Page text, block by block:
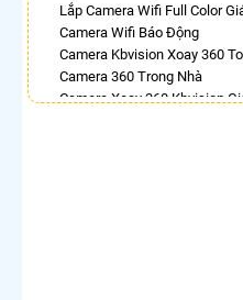
Lắp Camera Wifi Full Color
Camera Wifi Báo Động
Camera Kbvision Xoay 360
Camera 360 Trong Nhà
Camera Xoay 360 Kbvision